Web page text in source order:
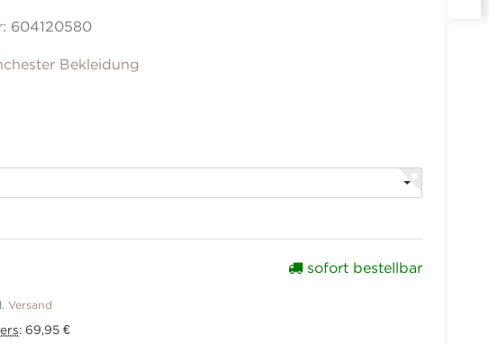
604120580
Bekleidung
Versand
: 69,95 €
sofort bestellbar